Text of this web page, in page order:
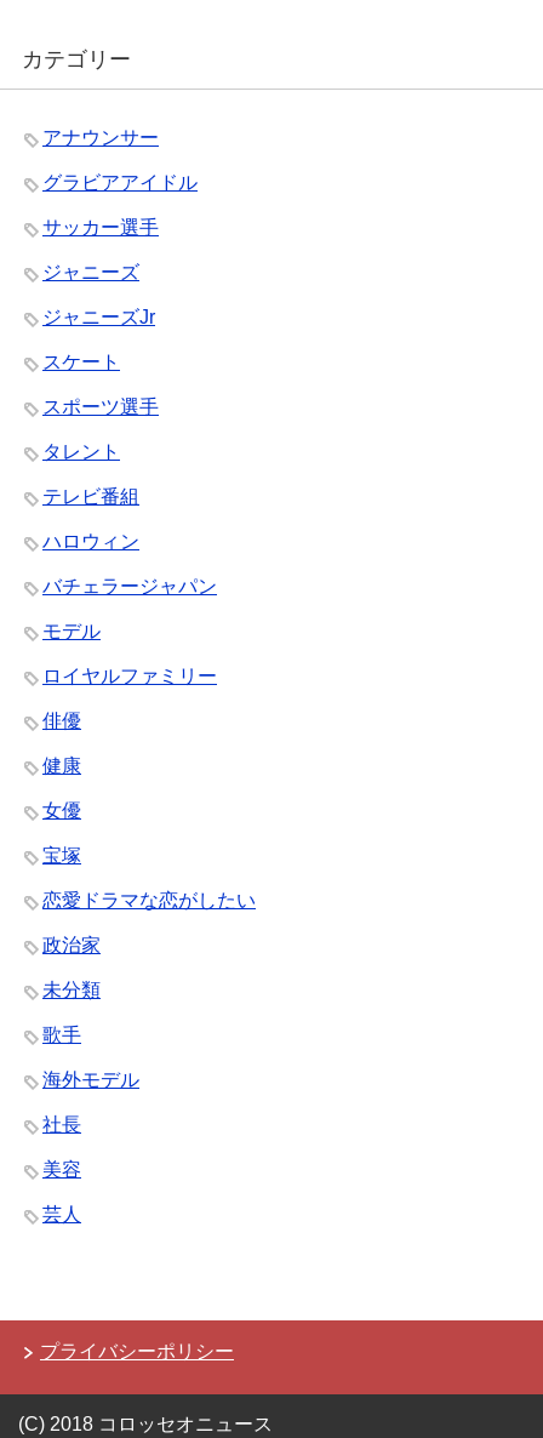
カテゴリー
アナウンサー
グラビアアイドル
サッカー選手
ジャニーズ
ジャニーズJr
スケート
スポーツ選手
タレント
テレビ番組
ハロウィン
バチェラージャパン
モデル
ロイヤルファミリー
俳優
健康
女優
宝塚
恋愛ドラマな恋がしたい
政治家
未分類
歌手
海外モデル
社長
美容
芸人
プライバシーポリシー
(C) 2018 コロッセオニュース